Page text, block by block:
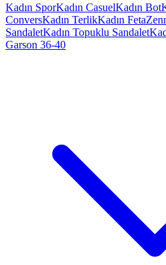
Kadın SporKadın CasuelKadın Bot
ConversKadın TerlikKadın Feta
SandaletKadın Topuklu Sandalet
Garson 36-40